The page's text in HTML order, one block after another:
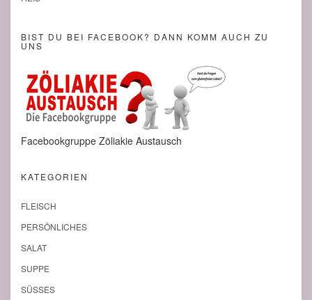
BIST DU BEI FACEBOOK? DANN KOMM AUCH ZU
UNS
Facebookgruppe Zöliakie Austausch
KATEGORIEN
FLEISCH
PERSÖNLICHES
SALAT
SUPPE
SÜSSES